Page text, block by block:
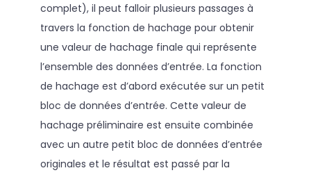
complet), il peut falloir plusieurs passages à
travers la fonction de hachage pour obtenir
une valeur de hachage finale qui représente
l’ensemble des données d’entrée. La fonction
de hachage est d’abord exécutée sur un petit
bloc de données d’entrée. Cette valeur de
hachage préliminaire est ensuite combinée
avec un autre petit bloc de données d’entrée
originales et le résultat est passé par la